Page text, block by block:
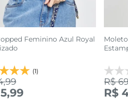
Feminino Azul Royal
(1)
R$
R$